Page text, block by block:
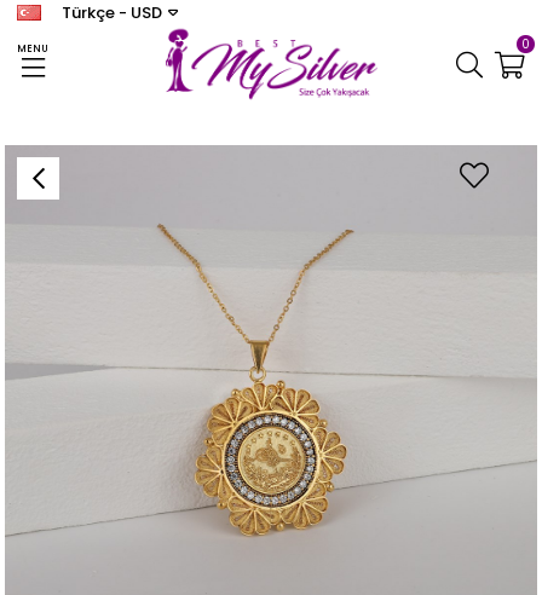
MENU
Türkçe - USD
0
Kadın Gümüş Tuğralı Kolye